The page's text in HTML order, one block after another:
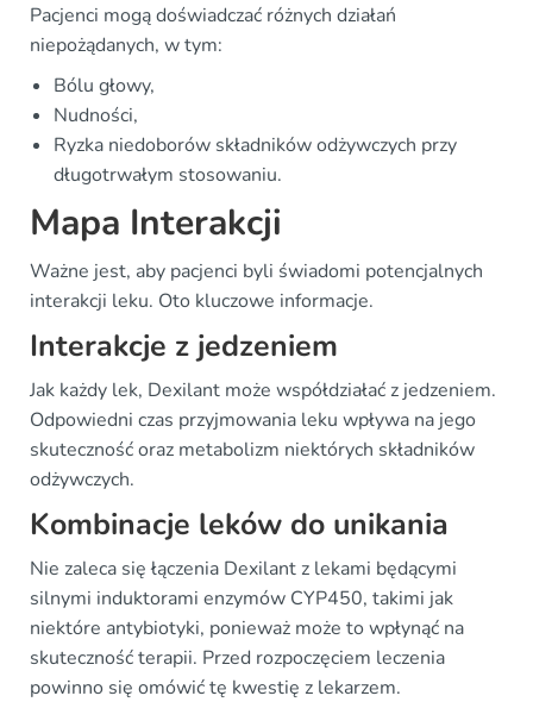
Pacjenci mogą doświadczać różnych działań
niepożądanych, w tym:
Bólu głowy,
Nudności,
Ryzka niedoborów składników odżywczych przy
długotrwałym stosowaniu.
Mapa Interakcji
Ważne jest, aby pacjenci byli świadomi potencjalnych
interakcji leku. Oto kluczowe informacje.
Interakcje z jedzeniem
Jak każdy lek, Dexilant może współdziałać z jedzeniem.
Odpowiedni czas przyjmowania leku wpływa na jego
skuteczność oraz metabolizm niektórych składników
odżywczych.
Kombinacje leków do unikania
Nie zaleca się łączenia Dexilant z lekami będącymi
silnymi induktorami enzymów CYP450, takimi jak
niektóre antybiotyki, ponieważ może to wpłynąć na
skuteczność terapii. Przed rozpoczęciem leczenia
powinno się omówić tę kwestię z lekarzem.